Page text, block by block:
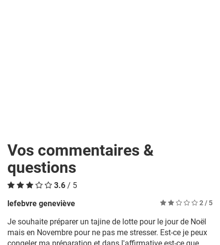
Vos commentaires &
questions
3.6 / 5
lefebvre geneviève
2/ 5
Je souhaite préparer un tajine de lotte pour le jour de Noël
mais en Novembre pour ne pas me stresser. Est-ce je peux